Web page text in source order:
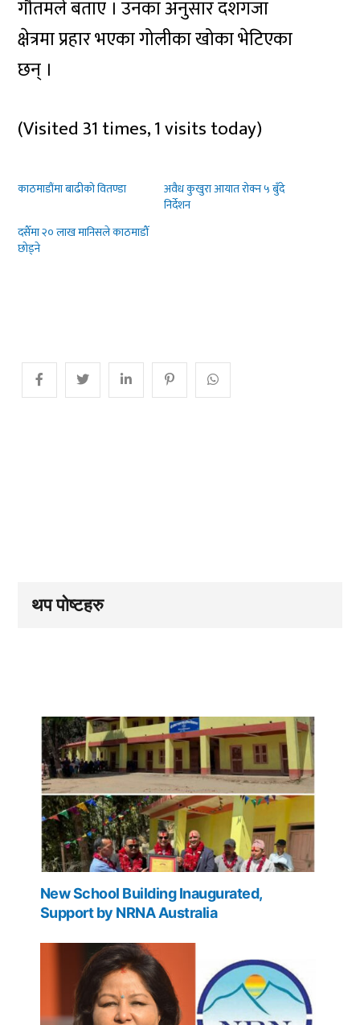
गौतमले बताए । उनका अनुसार दशगजा
क्षेत्रमा प्रहार भएका गोलीका खोका भेटिएका
छन् ।
(Visited 31 times, 1 visits today)
काठमाडौंमा बाढीको वितण्डा
अवैध कुखुरा आयात रोक्न ५ बुँदे
निर्देशन
दसैँमा २० लाख मानिसले काठमाडौँ
छोड्ने
थप पोष्टहरु
New School Building Inaugurated,
Support by NRNA Australia